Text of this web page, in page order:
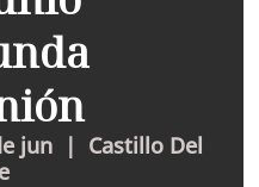
jun
  |
Castillo Del